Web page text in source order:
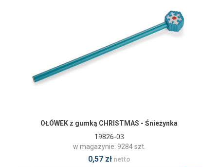
OŁÓWEK z gumką CHRISTMAS - Śnieżynka
19826-03
w magazynie: 9284 szt.
0,57 złnetto